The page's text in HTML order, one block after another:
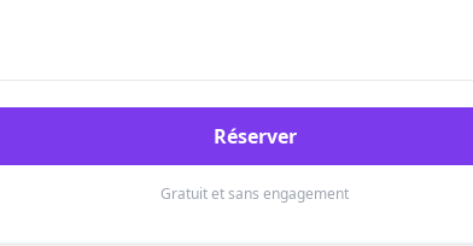
Réserver
Gratuit et sans engagement